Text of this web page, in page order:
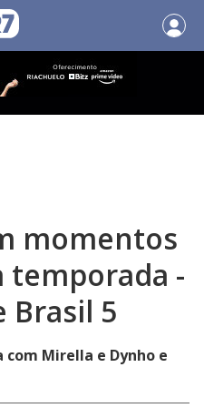
momentos
temporada -
Brasil 5
Mirella e Dynho e